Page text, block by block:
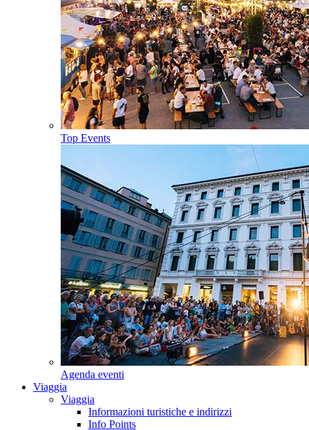
Top Events
Agenda eventi
Viaggia
Viaggia
Informazioni turistiche e indirizzi
Info Points